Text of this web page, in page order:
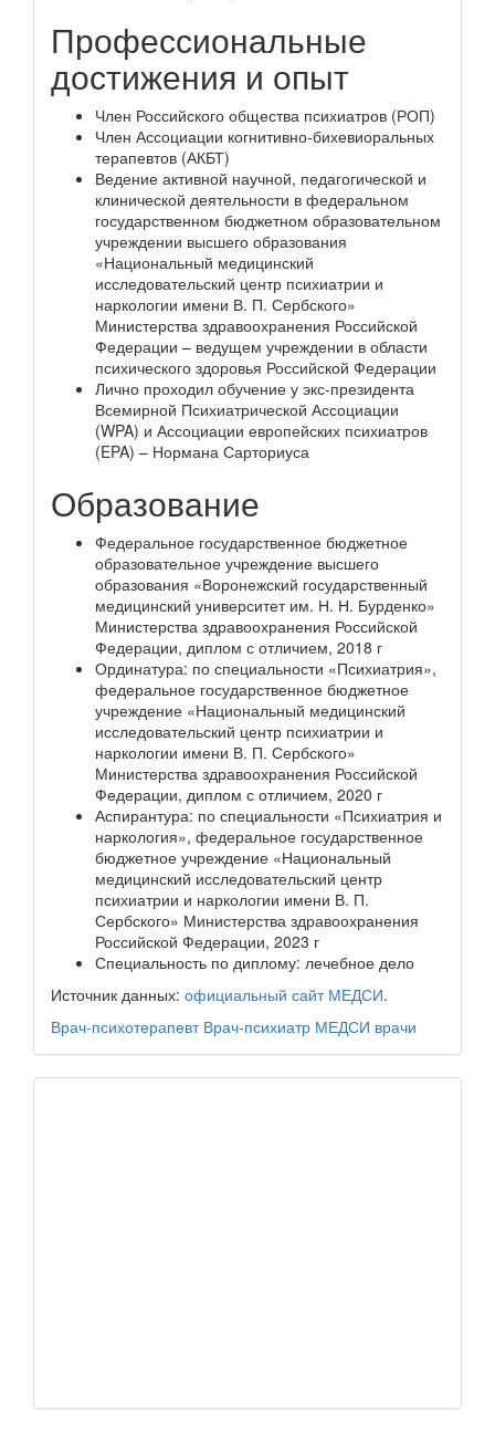
Профессиональные
достижения и опыт
Член Российского общества психиатров (РОП)
Член Ассоциации когнитивно-бихевиоральных
терапевтов (АКБТ)
Ведение активной научной, педагогической и
клинической деятельности в федеральном
государственном бюджетном образовательном
учреждении высшего образования
«Национальный медицинский
исследовательский центр психиатрии и
наркологии имени В. П. Сербского»
Министерства здравоохранения Российской
Федерации – ведущем учреждении в области
психического здоровья Российской Федерации
Лично проходил обучение у экс-президента
Всемирной Психиатрической Ассоциации
(WPA) и Ассоциации европейских психиатров
(EPA) – Нормана Сарториуса
Образование
Федеральное государственное бюджетное
образовательное учреждение высшего
образования «Воронежский государственный
медицинский университет им. Н. Н. Бурденко»
Министерства здравоохранения Российской
Федерации, диплом с отличием, 2018 г
Ординатура: по специальности «Психиатрия»,
федеральное государственное бюджетное
учреждение «Национальный медицинский
исследовательский центр психиатрии и
наркологии имени В. П. Сербского»
Министерства здравоохранения Российской
Федерации, диплом с отличием, 2020 г
Аспирантура: по специальности «Психиатрия и
наркология», федеральное государственное
бюджетное учреждение «Национальный
медицинский исследовательский центр
психиатрии и наркологии имени В. П.
Сербского» Министерства здравоохранения
Российской Федерации, 2023 г
Специальность по диплому: лечебное дело
Источник данных: официальный сайт МЕДСИ.
Врач-психотерапевт Врач-психиатр МЕДСИ врачи